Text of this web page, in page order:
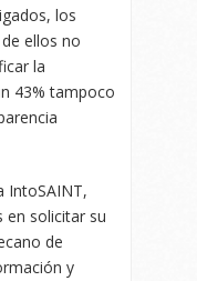
los
ellos no
la
43% tampoco
IntoSAINT,
en solicitar su
de
y